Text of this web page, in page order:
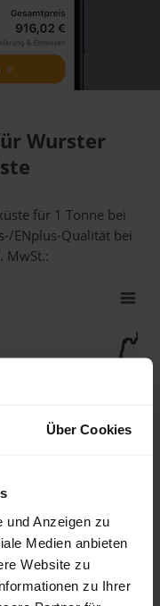
Über Cookies
und Anzeigen zu
Medien anbieten
Website zu
zu Ihrer
Wurster
für 1 Tonne bei
ENplus-Qualität bei
MwSt.:
Mai
2026